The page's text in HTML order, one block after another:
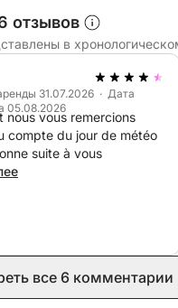
в экскурсию, а в
индивидуальное
из самых
всем
оборудованием и
в сказочные места
бронировать ее
например, на 2
отзывов
в
31.07.2026 · Дата
05.08.2026
nous vous remercions
compte du jour de météo
Bonne suite à vous
все 6 комментарии